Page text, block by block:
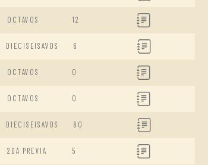
OCTAVOS 12
DIECISEISAVOS 6
OCTAVOS 0
OCTAVOS 0
DIECISEISAVOS 80
2DA PREVIA 5